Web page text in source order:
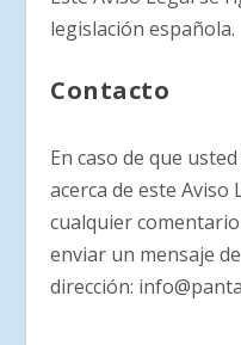
legislación española.
Contacto
En caso de que
acerca de este
cualquier
enviar un mensaje
dirección: